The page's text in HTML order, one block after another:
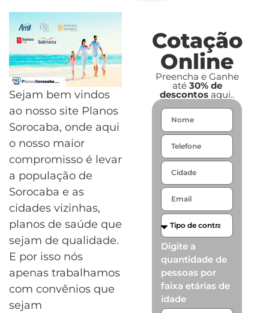
Sejam bem vindos
ao nosso site Planos
Sorocaba, onde aqui
o nosso maior
compromisso é levar
a população de
Sorocaba e as
cidades vizinhas,
planos de saúde que
sejam de qualidade.
E por isso nós
apenas trabalhamos
com convênios que
sejam
Cotação
Online
Preencha e Ganhe
até 30% de
descontos aqui..
Digite a
quantidade de
pessoas por
faixa etárias de
idade